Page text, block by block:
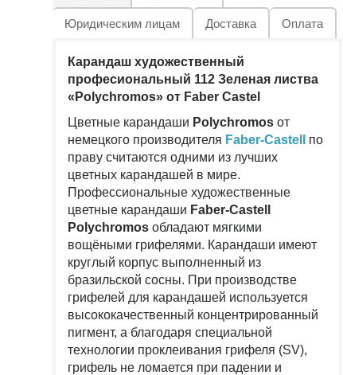
Юридическим лицам Доставка Оплата
Карандаш художественный
професиональный 112 Зеленая листва
«Polychromos» от Faber Castel
Цветные карандаши Polychromos от
немецкого производителя Faber-Castell
по
праву считаются одними из лучших
цветных карандашей в мире.
Профессиональные художественные
цветные карандаши Faber-Castell
Polychromos обладают мягкими
вощёными грифелями. Карандаши имеют
круглый корпус выполненный из
бразильской сосны. При производстве
грифелей для карандашей используется
высококачественный концентрированный
пигмент, а благодаря специальной
технологии проклеивания грифеля (SV),
грифель не ломается при падении и